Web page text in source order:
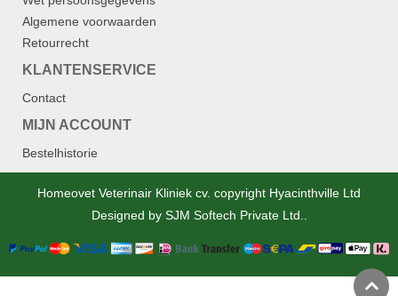
Algemene voorwaarden
Retourrecht
KLANTENSERVICE
Contact
MIJN ACCOUNT
Bestelhistorie
Homeovet Veterinair Kliniek cv. copyright Hyacinthville Ltd
Designed by SJM Softech Private Ltd.